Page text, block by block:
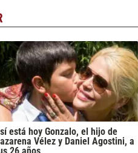
está hoy Gonzalo, el hijo de
Vélez y Daniel Agostini, a